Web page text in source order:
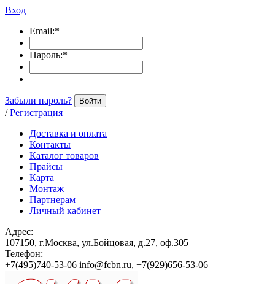
Вход
Email:*
Пароль:*
Забыли пароль? Войти
/ Регистрация
Доставка и оплата
Контакты
Каталог товаров
Прайсы
Карта
Монтаж
Партнерам
Личный кабинет
Адрес:
107150, г.Москва, ул.Бойцовая, д.27, оф.305
Телефон:
+7(495)740-53-06 info@fcbn.ru, +7(929)656-53-06